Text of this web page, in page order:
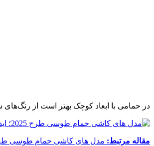
در حمامی با ابعاد کوچک بهتر است از
مقاله مرتبط: مدل های کاشی حمام طوسی طرح 2025؛ ایده‌هایی برای حمام‌های کوچک